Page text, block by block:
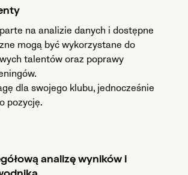
na analizie danych i dostępne
mogą być wykorzystane do
talentów oraz poprawy
dla swojego klubu, jednocześnie
pozycję.
analizę wyników i